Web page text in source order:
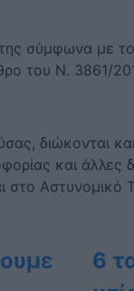
σύμφωνα με
του Ν. 3861/
διώκονται
και άλλες
στο Αστυνομικό
6